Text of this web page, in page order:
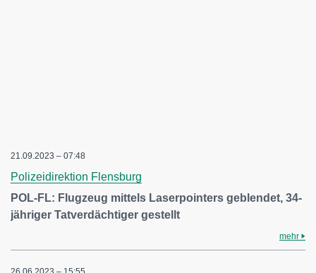
21.09.2023 – 07:48
Polizeidirektion Flensburg
POL-FL: Flugzeug mittels Laserpointers geblendet, 34-
jähriger Tatverdächtiger gestellt
mehr